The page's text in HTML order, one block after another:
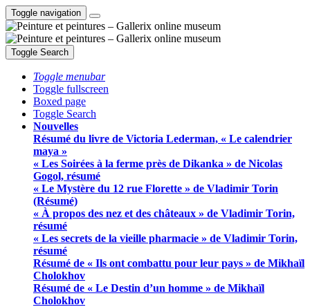
Toggle navigation
Toggle Search
Toggle menubar
Toggle fullscreen
Boxed page
Toggle Search
Nouvelles
Résumé du livre de Victoria Lederman, « Le calendrier
maya »
« Les Soirées à la ferme près de Dikanka » de Nicolas
Gogol, résumé
« Le Mystère du 12 rue Florette » de Vladimir Torin
(Résumé)
« À propos des nez et des châteaux » de Vladimir Torin,
résumé
« Les secrets de la vieille pharmacie » de Vladimir Torin,
résumé
Résumé de « Ils ont combattu pour leur pays » de Mikhaïl
Cholokhov
Résumé de « Le Destin d’un homme » de Mikhaïl
Cholokhov